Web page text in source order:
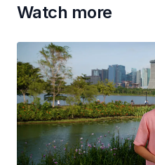
Watch more